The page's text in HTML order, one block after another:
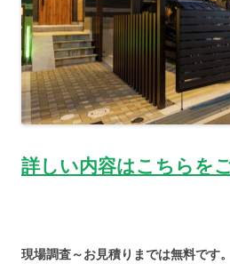
詳しい内容はこちらを
現場調査～お見積りまでは無料です。